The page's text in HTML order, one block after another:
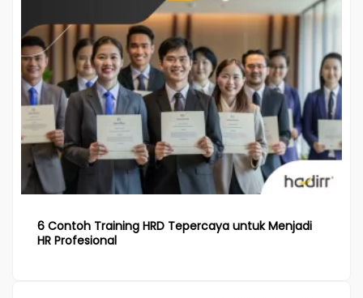
6 Contoh Training HRD Tepercaya untuk Menjadi
HR Profesional